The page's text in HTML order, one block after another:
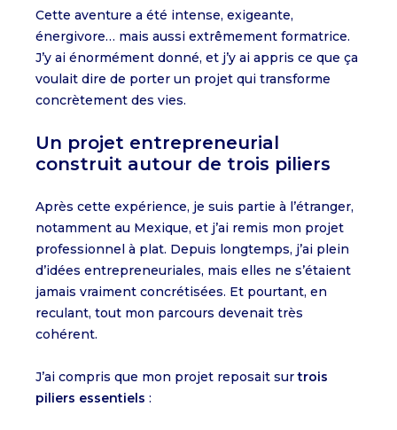
Cette aventure a été intense, exigeante,
énergivore… mais aussi extrêmement formatrice.
J’y ai énormément donné, et j’y ai appris ce que ça
voulait dire de porter un projet qui transforme
concrètement des vies.
Un projet entrepreneurial
construit autour de trois piliers
Après cette expérience, je suis partie à l’étranger,
notamment au Mexique, et j’ai remis mon projet
professionnel à plat. Depuis longtemps, j’ai plein
d’idées entrepreneuriales, mais elles ne s’étaient
jamais vraiment concrétisées. Et pourtant, en
reculant, tout mon parcours devenait très
cohérent.
J’ai compris que mon projet reposait surtrois
piliers essentiels :